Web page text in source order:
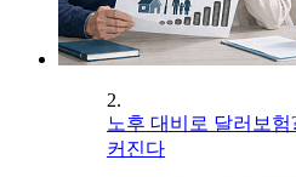
2.
노후 대비로 달러보
커진다